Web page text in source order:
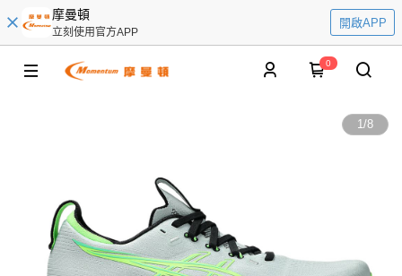
摩曼頓
立刻使用官方APP
開啟APP
0
1/8